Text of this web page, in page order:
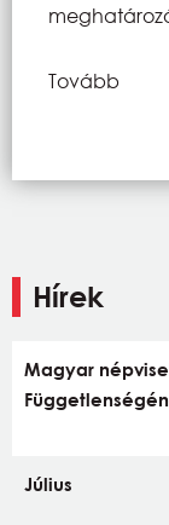
Tovább
Hírek
Magyar
Július